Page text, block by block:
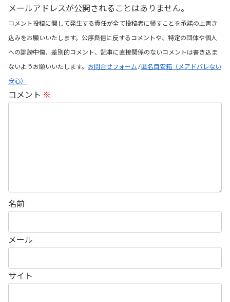
メールアドレスが公開されることはありません。
コメント投稿に関して発生する責任が全て投稿者に帰すことを承諾の上書き
込みをお願いいたします。公序良俗に反するコメントや、特定の団体や個人
への誹謗中傷、差別的コメント、記事に直接関係のないコメントは書き込ま
ないようお願いいたします。 お問合せフォーム /匿名目安箱（メアドバレない
安心）
コメント ※
名前
メール
サイト